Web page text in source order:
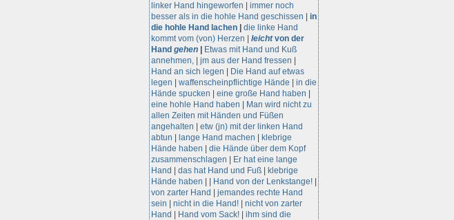
linker Hand hingeworfen
immer noch
besser als in die hohle Hand geschissen
in
die hohle Hand lachen
die linke Hand
kommt vom (von) Herzen
leichtvon der
Hand gehen
Etwas mit Hand und Kuß
annehmen,
jm aus der Hand fressen
Hand an sich legen
Die Hand auf etwas
legen
waffenscheinpflichtige Hände
in die
Hände spucken
eine große Hand haben
eine hohle Hand haben
Man wird nicht zu
allen Zeiten mit Händen und Füßen
angehalten
etw (jn) mit der linken Hand
abtun
lange Hand machen
klebrige
Hände haben
die Hände über dem Kopf
zusammenschlagen
Er hat eine lange
Hand
das hat Hand und Fuß
klebrige
Hände haben
Hand von der Lenkstange!
von zarter Hand
jemandes rechte Hand
sein
nicht in die Hand!
nicht von zarter
Hand
Hand vom Sack! ihm sind die